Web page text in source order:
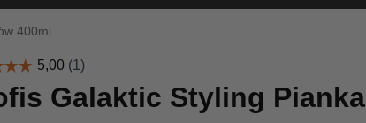
400ml
Galaktic Styling Pianka